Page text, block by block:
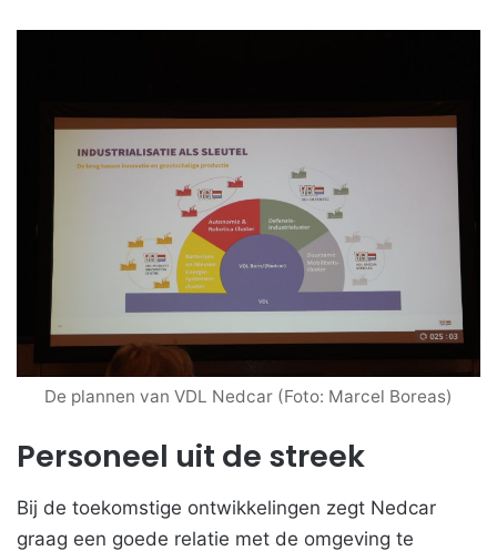
De plannen van VDL Nedcar (Foto: Marcel Boreas)
Personeel uit de streek
Bij de toekomstige ontwikkelingen zegt Nedcar
graag een goede relatie met de omgeving te